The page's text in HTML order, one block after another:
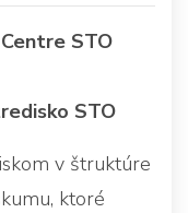
STO
STO
v štruktúre
ktoré